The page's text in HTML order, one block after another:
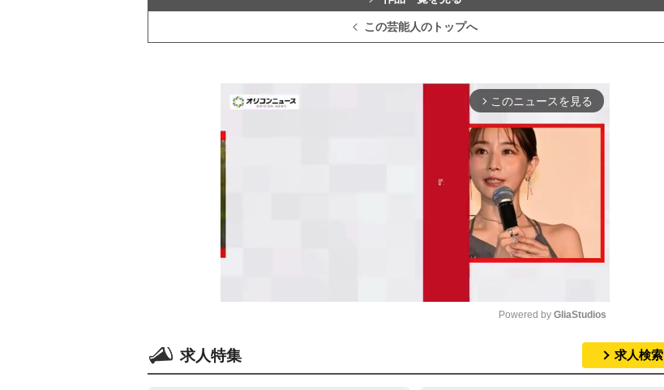
この芸能人のトップへ
arrow_forward_ios このニュースを見る
Powered by GliaStudios
求人特集 求人検索